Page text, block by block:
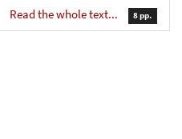
Read the whole text... 8 pp.